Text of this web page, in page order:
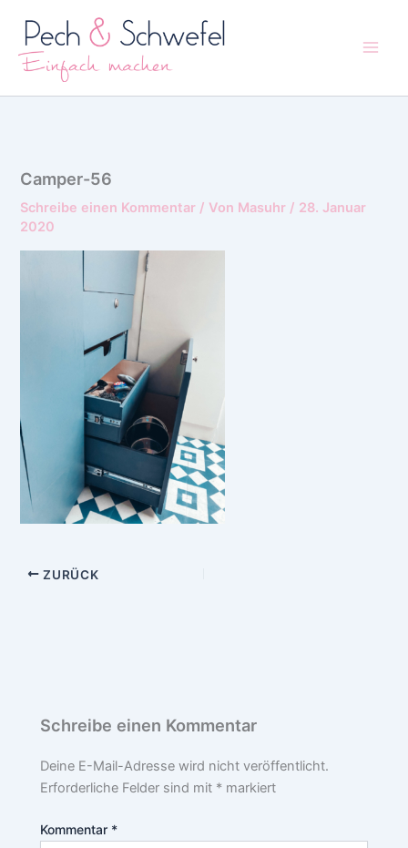
Inhalt
springen
Camper-56
Schreibe einen Kommentar / Von Masuhr / 28. Januar
2020
ZURÜCK
Schreibe einen Kommentar
Deine E-Mail-Adresse wird nicht veröffentlicht.
Erforderliche Felder sind mit * markiert
Kommentar *